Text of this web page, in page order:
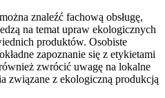
znaleźć fachową obsługę,
na temat upraw ekologicznych
produktów. Osobiste
zapoznanie się z etykietami
zwrócić uwagę na lokalne
związane z ekologiczną produkcją